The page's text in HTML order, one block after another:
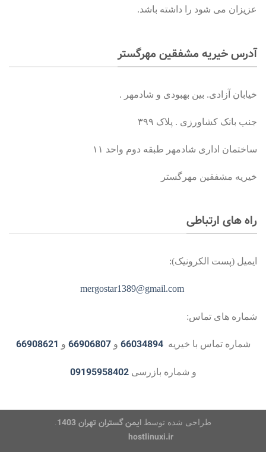
عزیزان می شود را داشته باشد.
آدرس خیریه مشفقین مهرگستر
خیابان آزادی. بین بهبودی و شادمهر .
جنب بانک کشاورزی . پلاک ۳۹۹
ساختمان اداری شادمهر طبقه دوم واحد ۱۱
خیریه مشفقین مهرگستر
راه های ارتباطی
ایمیل (پست الکرونیک):
mergostar1389@gmail.com
شماره های تماس:
شماره تماس با خیریه66034894 و66906807 و 66908621
و شماره بازرسی09195958402
طراحی شده توسط ایمن گستران تهران1403
.
hostlinuxi.ir